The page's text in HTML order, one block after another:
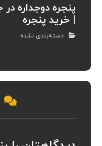
| خرید پنجره
دسته‌بندی نشده